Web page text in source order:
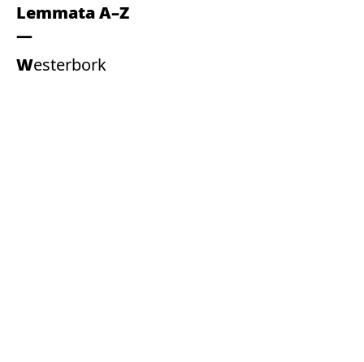
Lemmata A–Z
Westerbork